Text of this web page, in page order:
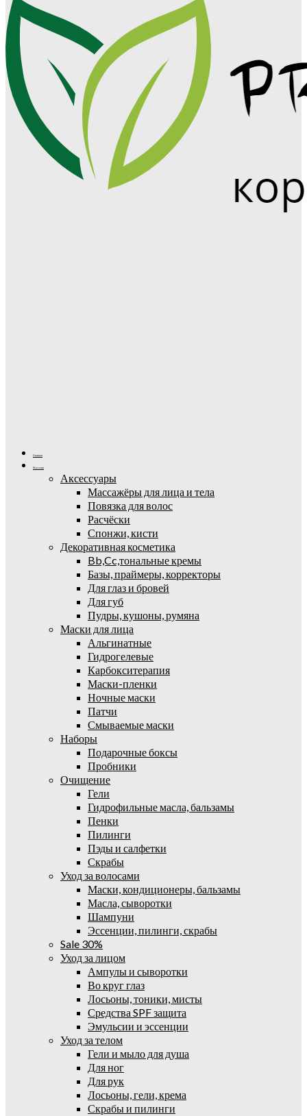
Главная
Магазин
Аксессуары
Массажёры для лица и тела
Повязка для волос
Расчёски
Спонжи, кисти
Декоративная косметика
Bb,Cc,тональные кремы
Базы, праймеры, корректоры
Для глаз и бровей
Для губ
Пудры, кушоны, румяна
Маски для лица
Альгинатные
Гидрогелевые
Карбокситерапия
Маски-пленки
Ночные маски
Патчи
Смываемые маски
Наборы
Подарочные боксы
Пробники
Очищение
Гели
Гидрофильные масла, бальзамы
Пенки
Пилинги
Пэды и салфетки
Скрабы
Уход за волосами
Маски, кондиционеры, бальзамы
Масла, сыворотки
Шампуни
Эссенции, пилинги, скрабы
Sale 30%
Уход за лицом
Ампулы и сыворотки
Во круг глаз
Лосьоны, тоники, мисты
Средства SPF защита
Эмульсии и эссенции
Уход за телом
Гели и мыло для душа
Для ног
Для рук
Лосьоны, гели, крема
Скрабы и пилинги